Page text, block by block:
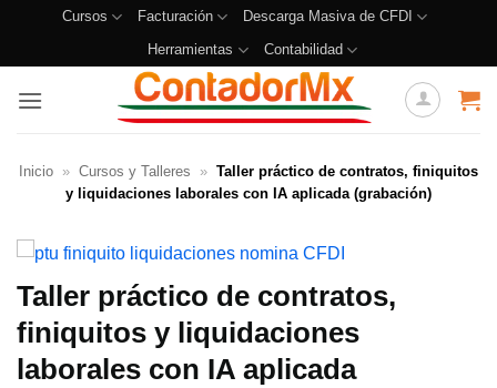
Cursos Facturación
Descarga Masiva de CFDI
Herramientas
Contabilidad
Inicio » Cursos y Talleres » Taller práctico de contratos, finiquitos
y liquidaciones laborales con IA aplicada (grabación)
Taller práctico de contratos,
finiquitos y liquidaciones
laborales con IA aplicada